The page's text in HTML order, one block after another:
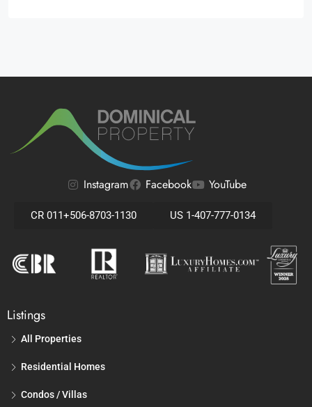
Instagram Facebook YouTube
CR 011+506-8703-1130 US 1-407-777-0134
Listings
All Properties
Residential Homes
Condos / Villas